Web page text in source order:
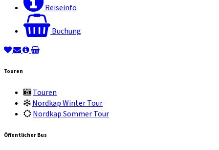
Reiseinfo
Buchung
Touren
Touren
Nordkap Winter Tour
Nordkap Sommer Tour
Öffentlicher Bus